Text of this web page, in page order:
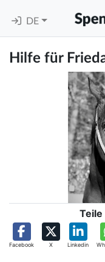
DE
Hilfe für
Facebook X Linkedin